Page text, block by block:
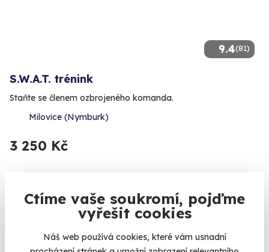
Ctíme vaše soukromí, pojďme
vyřešit cookies
Náš web používá cookies, které vám usnadní
9.4(81)
S.W.A.T. trénink
Staňte se členem ozbrojeného komanda.
Milovice (Nymburk)
3 250 Kč
Zobrazit zážitky na mapě
To si nás takhle jednou našel Karel Kašák, toho času
moderátor počasí a Snídaně s Novou, abychom mu zajistili